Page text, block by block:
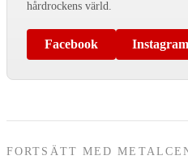
hårdrockens värld.
Facebook Instagram
FORTSÄTT MED